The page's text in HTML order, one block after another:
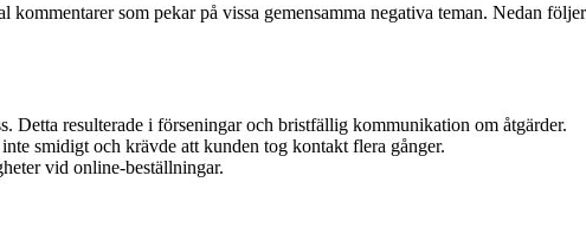
som pekar på vissa gemensamma negativa teman. Nedan följer
Detta resulterade i förseningar och bristfällig kommunikation om åtgärder.
smidigt och krävde att kunden tog kontakt flera gånger.
vid online-beställningar.